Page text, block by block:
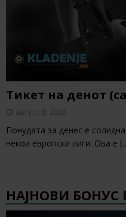
Тикет на денот
август 8, 2026
Понудата за денес е
некои европски лиги. Ова е
НАЈНОВИ БОНУС